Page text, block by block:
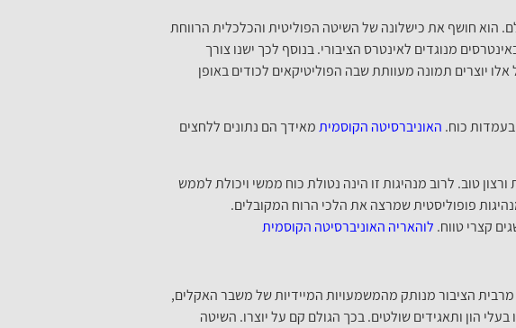
הוא חושף את כישלונה של השיטה הפוליטית והכלכלית הרווחת
מנוגדים לאינטרס הציבורי. בנוסף לכך ישנו צורך
יוצרים תמונה מעוותת שבה הפוליטיקאים לכודים באופן
כוח. האוניברסיטה הקוסמיתמאידך הם נתונים ללחצים
טוב. לרוב מנהיגות זו הינה נטולת כוח ממשי ויכולת לממש
פופוליסטית שמרצה את הלכי הרוח המקובלים.
קצרי טווח. לוהאריה האוניברסיטה הקוסמית
הציבור מנותק מהמשמעויות המיידיות של משבר האקלים,
הון ותאגידים שולטים. בכך הגולם קם על יוצרו. השיטה